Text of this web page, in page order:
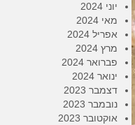
יוני 2024
מאי 2024
אפריל 2024
מרץ 2024
פברואר 2024
ינואר 2024
דצמבר 2023
נובמבר 2023
אוקטובר 2023